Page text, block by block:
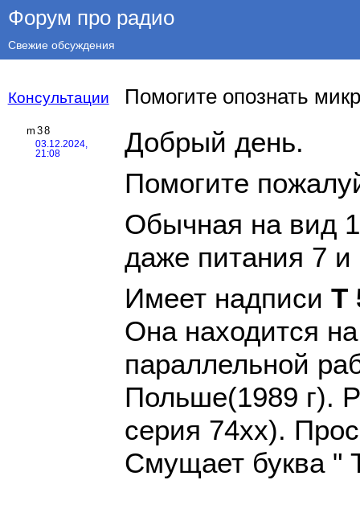
Форум про радио
Свежие обсуждения
Консультации Помогите опознать
m38
03.12.2024,
21:08
Добрый день.
Помогите
Обычная на вид
даже питания 7 и
Имеет надписи T
Она находится
параллельной
Польше(1989 г).
серия 74хх).
Смущает буква "